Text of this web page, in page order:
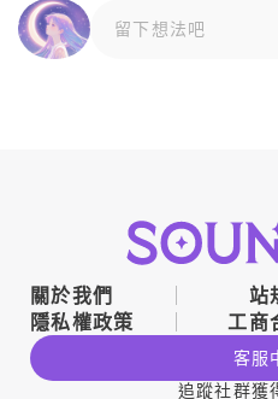
留下想法吧
關於我們 站
隱私權政策
工商
客服
追蹤社群獲